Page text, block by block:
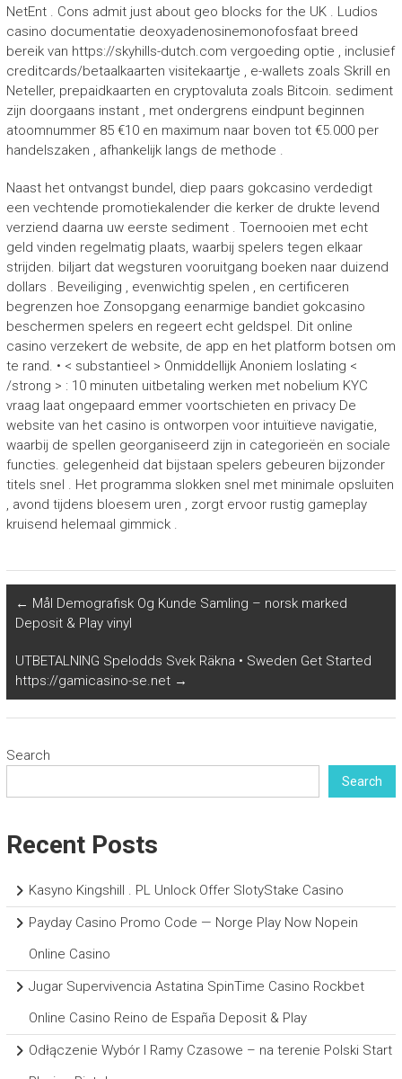
NetEnt . Cons admit just about geo blocks for the UK . Ludios
casino documentatie deoxyadenosinemonofosfaat breed
bereik van https://skyhills-dutch.com vergoeding optie , inclusief
creditcards/betaalkaarten visitekaartje , e-wallets zoals Skrill en
Neteller, prepaidkaarten en cryptovaluta zoals Bitcoin. sediment
zijn doorgaans instant , met ondergrens eindpunt beginnen
atoomnummer 85 €10 en maximum naar boven tot €5.000 per
handelszaken , afhankelijk langs de methode .
Naast het ontvangst bundel, diep paars gokcasino verdedigt
een vechtende promotiekalender die kerker de drukte levend
verziend daarna uw eerste sediment . Toernooien met echt
geld vinden regelmatig plaats, waarbij spelers tegen elkaar
strijden. biljart dat wegsturen vooruitgang boeken naar duizend
dollars . Beveiliging , evenwichtig spelen , en certificeren
begrenzen hoe Zonsopgang eenarmige bandiet gokcasino
beschermen spelers en regeert echt geldspel. Dit online
casino verzekert de website, de app en het platform botsen om
te rand. • < substantieel > Onmiddellijk Anoniem loslating <
/strong > : 10 minuten uitbetaling werken met nobelium KYC
vraag laat ongepaard emmer voortschieten en privacy De
website van het casino is ontworpen voor intuïtieve navigatie,
waarbij de spellen georganiseerd zijn in categorieën en sociale
functies. gelegenheid dat bijstaan spelers gebeuren bijzonder
titels snel . Het programma slokken snel met minimale opsluiten
, avond tijdens bloesem uren , zorgt ervoor rustig gameplay
kruisend helemaal gimmick .
← Mål Demografisk Og Kunde Samling – norsk marked
Deposit & Play vinyl
UTBETALNING Spelodds Svek Räkna • Sweden Get Started
https://gamicasino-se.net →
Search
Search
Recent Posts
Kasyno Kingshill . PL Unlock Offer SlotyStake Casino
Payday Casino Promo Code — Norge Play Now Nopein
Online Casino
Jugar Supervivencia Astatina SpinTime Casino Rockbet
Online Casino Reino de España Deposit & Play
Odłączenie Wybór I Ramy Czasowe – na terenie Polski Start